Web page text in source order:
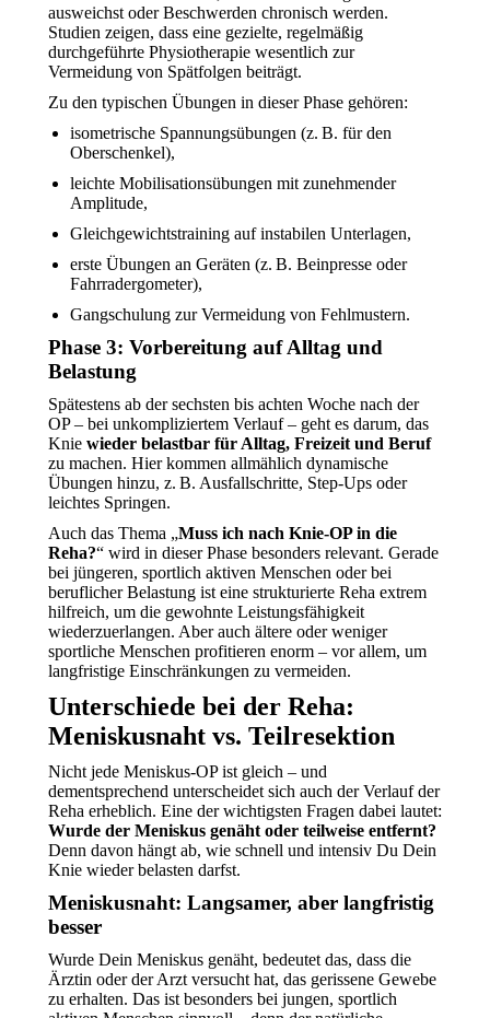
ausweichst oder Beschwerden chronisch werden.
Studien zeigen, dass eine gezielte, regelmäßig
durchgeführte Physiotherapie wesentlich zur
Vermeidung von Spätfolgen beiträgt.
Zu den typischen Übungen in dieser Phase gehören:
isometrische Spannungsübungen (z. B. für den
Oberschenkel),
leichte Mobilisationsübungen mit zunehmender
Amplitude,
Gleichgewichtstraining auf instabilen Unterlagen,
erste Übungen an Geräten (z. B. Beinpresse oder
Fahrradergometer),
Gangschulung zur Vermeidung von Fehlmustern.
Phase 3: Vorbereitung auf Alltag und
Belastung
Spätestens ab der sechsten bis achten Woche nach der
OP – bei unkompliziertem Verlauf – geht es darum, das
Knie wieder belastbar für Alltag, Freizeit und Beruf
zu machen. Hier kommen allmählich dynamische
Übungen hinzu, z. B. Ausfallschritte, Step-Ups oder
leichtes Springen.
Auch das Thema „Muss ich nach Knie-OP in die
Reha?“ wird in dieser Phase besonders relevant. Gerade
bei jüngeren, sportlich aktiven Menschen oder bei
beruflicher Belastung ist eine strukturierte Reha extrem
hilfreich, um die gewohnte Leistungsfähigkeit
wiederzuerlangen. Aber auch ältere oder weniger
sportliche Menschen profitieren enorm – vor allem, um
langfristige Einschränkungen zu vermeiden.
Unterschiede bei der Reha:
Meniskusnaht vs. Teilresektion
Nicht jede Meniskus-OP ist gleich – und
dementsprechend unterscheidet sich auch der Verlauf der
Reha erheblich. Eine der wichtigsten Fragen dabei lautet:
Wurde der Meniskus genäht oder teilweise entfernt?
Denn davon hängt ab, wie schnell und intensiv Du Dein
Knie wieder belasten darfst.
Meniskusnaht: Langsamer, aber langfristig
besser
Wurde Dein Meniskus genäht, bedeutet das, dass die
Ärztin oder der Arzt versucht hat, das gerissene Gewebe
zu erhalten. Das ist besonders bei jungen, sportlich